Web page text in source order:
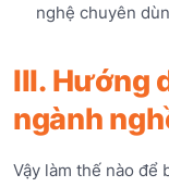
nghệ chuyên
III. Hướng
ngành
Vậy làm thế nào để